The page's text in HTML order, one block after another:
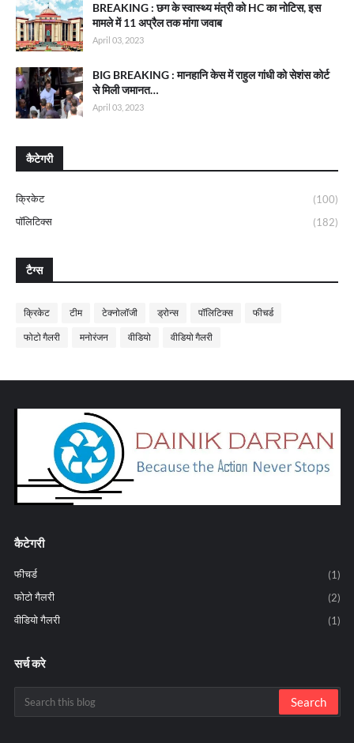
BREAKING : छग के स्वास्थ्य मंत्री को HC का नोटिस, इस
मामले में 11 अप्रैल तक मांगा जवाब
April 03, 2023
BIG BREAKING : मानहानि केस में राहुल गांधी को सेशंस कोर्ट
से मिली जमानत…
April 03, 2023
कैटेगरी
क्रिकेट
(100)
पॉलिटिक्स
(182)
टैग्स
क्रिकेट टीम टेक्नोलॉजी ड्रोन्स पॉलिटिक्स फीचर्ड
फोटो गैलरी मनोरंजन वीडियो वीडियो गैलरी
कैटेगरी
फीचर्ड
(1)
फोटो गैलरी
(2)
वीडियो गैलरी
(1)
सर्च करे